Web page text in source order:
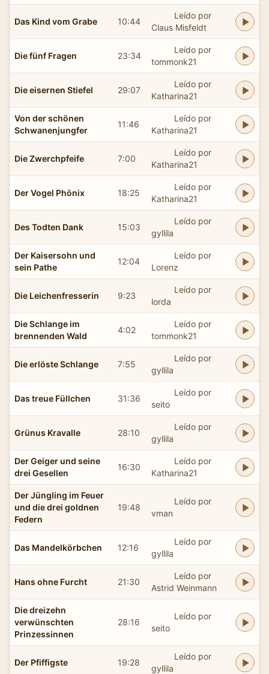
Das Kind vom Grabe 10:44
Leído por
Claus Misfeldt
Die fünf Fragen 23:34
Leído por
tommonk21
Die eisernen Stiefel 29:07
Leído por
Katharina21
Von der schönen
Schwanenjungfer
11:46
Leído por
Katharina21
Die Zwerchpfeife 7:00
Leído por
Katharina21
Der Vogel Phönix 18:25
Leído por
Katharina21
Des Todten Dank 15:03
Leído por
gyllila
Der Kaisersohn und
sein Pathe
12:04
Leído por
Lorenz
Die Leichenfresserin 9:23
Leído por
lorda
Die Schlange im
brennenden Wald
4:02
Leído por
tommonk21
Die erlöste Schlange 7:55
Leído por
gyllila
Das treue Füllchen 31:36
Leído por
seito
Grünus Kravalle 28:10
Leído por
gyllila
Der Geiger und seine
drei Gesellen
16:30
Leído por
Katharina21
Der Jüngling im Feuer
und die drei goldnen
Federn
19:48
Leído por
vman
Das Mandelkörbchen 12:16
Leído por
gyllila
Hans ohne Furcht 21:30
Leído por
Astrid Weinmann
Die dreizehn
verwünschten
Prinzessinnen
28:16
Leído por
seito
Der Pfiffigste 19:28
Leído por
gyllila